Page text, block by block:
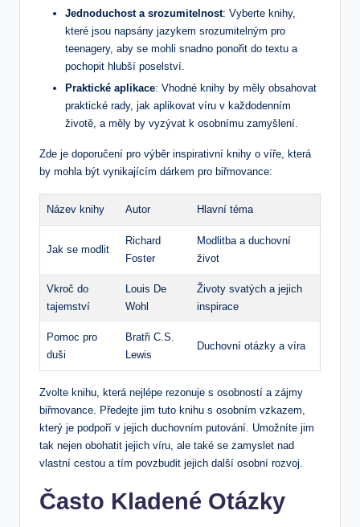
Jednoduchost a srozumitelnost: Vyberte knihy,⁣
které jsou⁤ napsány jazykem srozumitelným pro
teenagery, aby se mohli snadno ponořit do‌ textu a
pochopit hlubší ⁤poselství.
Praktické aplikace: Vhodné knihy by měly obsahovat
praktické rady, jak aplikovat víru v každodenním
‌životě, a‌ měly⁣ by vyzývat k osobnímu zamyšlení.
Zde ⁤je doporučení pro výběr inspirativní knihy o‌ víře, která
by mohla být vynikajícím dárkem pro biřmovance:
Název knihy Autor Hlavní téma
Jak se modlit
Richard
Foster
Modlitba a duchovní⁢
život
Vkroč do
tajemství
Louis De
Wohl
Životy svatých a ​jejich
inspirace
Pomoc pro
‌duši
Bratři C.S.
Lewis
Duchovní otázky ‍a víra
Zvolte knihu, která nejlépe rezonuje s‌ osobností a zájmy
biřmovance. Předejte⁢ jim tuto knihu s osobním vzkazem,
který je podpoří v jejich duchovním putování. Umožníte jim
tak nejen obohatit jejich víru, ale také se zamyslet nad
vlastní cestou ​a tím povzbudit jejich další osobní rozvoj.
Často Kladené‍ Otázky